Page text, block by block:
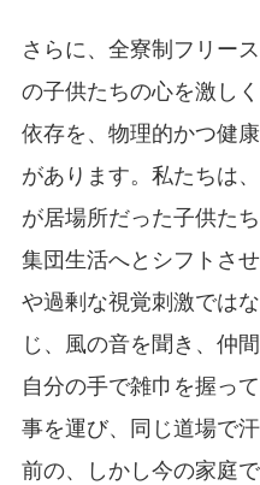
さらに、全寮制フリー
の子供たちの心を激し
依存を、物理的かつ健
があります。私たちは
が居場所だった子供た
集団生活へとシフトさ
や過剰な視覚刺激では
じ、風の音を聞き、仲
自分の手で雑巾を握っ
事を運び、同じ道場で
前の、しかし今の家庭